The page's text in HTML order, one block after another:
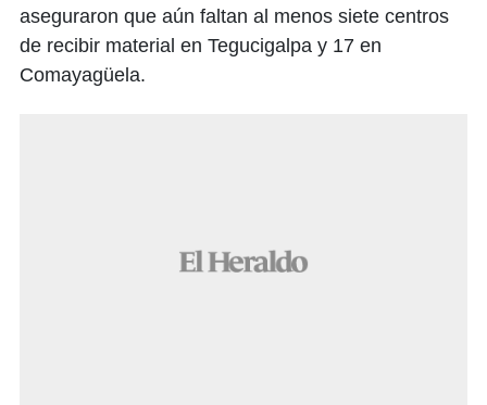
aseguraron que aún faltan al menos siete centros
de recibir material en Tegucigalpa y 17 en
Comayagüela.